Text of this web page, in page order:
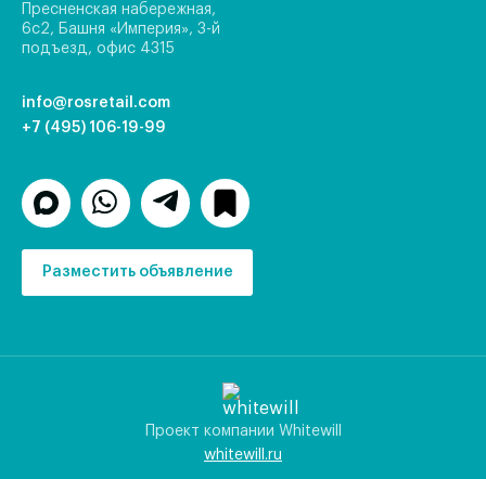
Пресненская набережная,
6с2, Башня «Империя», 3-й
подъезд, офис 4315
info@rosretail.com
+7 (495) 106-19-99
Разместить объявление
Проект компании Whitewill
whitewill.ru